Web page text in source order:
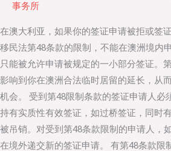
事务所
在澳大利亚，如果你的签证申请被拒或签
移民法第48条款的限制，不能在澳洲境内
只能被允许申请被规定的一小部分签证。
影响到你在澳洲合法临时居留的延长，从
机会。 受到第48限制条款的签证申请人必
持有实质性有效签证，如过桥签证，同时
被吊销。对受到第48条款限制的申请人，
在境外递交新的签证申请。 有第48条款限
491
雇
主
担
保
494
申
请